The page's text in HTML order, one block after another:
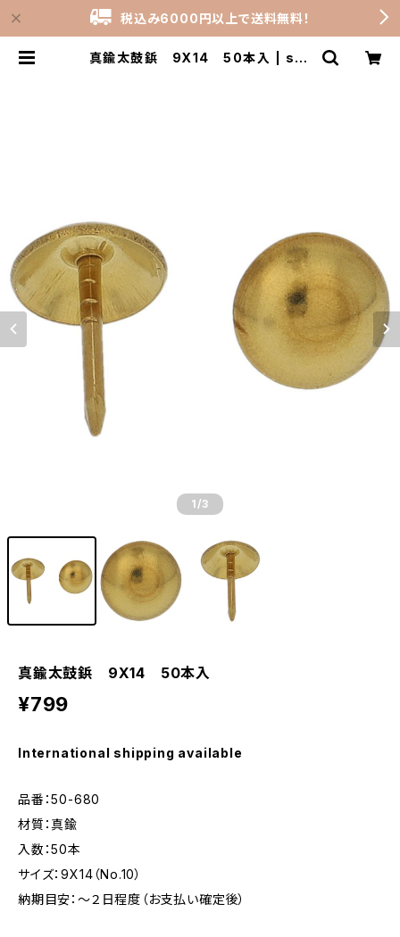
税込み6000円以上で送料無料！
真鍮太鼓鋲 9X14 50本入 | sto
1 /3
真鍮太鼓鋲 9X14 50本入
¥799
International shipping available
品番：50-680
材質：真鍮
入数：50本
サイズ：9X14（No.10）
納期目安：～２日程度（お支払い確定後）